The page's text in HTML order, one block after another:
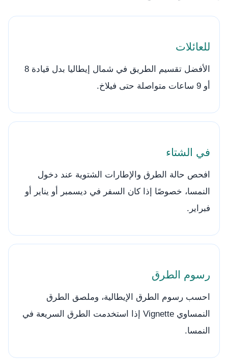
للعائلات
الأفضل تقسيم الطريق في شمال إيطاليا بدل قيادة 8
أو 9 ساعات متواصلة حتى فيلاخ.
في الشتاء
افحص حالة الطرق والإطارات الشتوية عند دخول
النمسا، خصوصًا إذا كان السفر في ديسمبر أو يناير أو
فبراير.
رسوم الطرق
احسب رسوم الطرق الإيطالية، وملصق الطرق
النمساوي Vignette إذا استخدمت الطرق السريعة في
النمسا.